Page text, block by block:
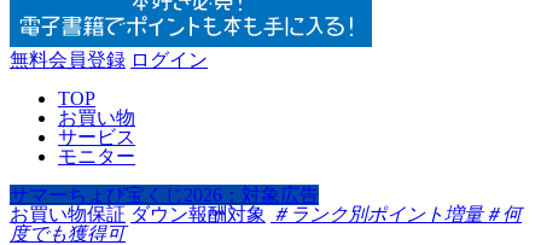
無料会員登録 ログイン
TOP
お買い物
サービス
モニター
サマーちょび宝くじ2026：対象広告
お買い物保証 ダウン報酬対象 ＃ランク別ポイント増量＃何
度でも獲得可